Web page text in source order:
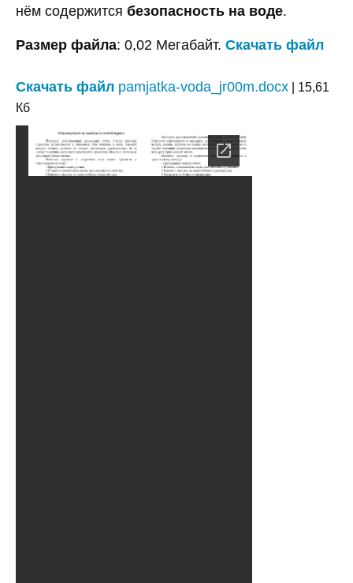
нём содержится безопасность на воде.
Размер файла: 0,02 Мегабайт. Скачать файл
Скачать файл pamjatka-voda_jr00m.docx | 15,61
Кб